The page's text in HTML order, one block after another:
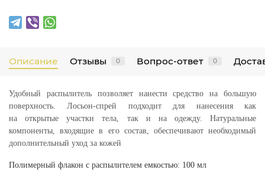
Описание Отзывы 0 Вопрос-ответ 0
Удобный распылитель позволяет нанести средство на большую
поверхность.Лосьон-спрей
подходит для нанесения как
на открытые участки тела, так и на одежду. Натуральные
компоненты, входящие в его состав, обеспечивают необходимый
дополнительный уход за кожей
Полимерный флакон с распылителем емкостью: 100 мл